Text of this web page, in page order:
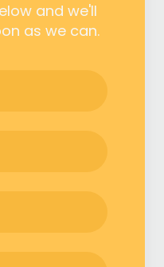
and we'll
as we can.